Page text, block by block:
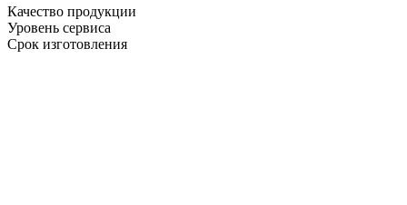
Качество продукции
Уровень сервиса
Срок изготовления